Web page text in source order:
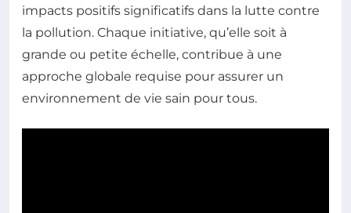
impacts positifs significatifs dans la lutte contre
la pollution. Chaque initiative, qu’elle soit à
grande ou petite échelle, contribue à une
approche globale requise pour assurer un
environnement de vie sain pour tous.